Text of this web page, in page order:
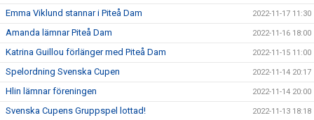
Emma Viklund stannar i Piteå Dam 2022-11-17 11:30
Amanda lämnar Piteå Dam 2022-11-16 18:00
Katrina Guillou förlänger med Piteå Dam 2022-11-15 11:00
Spelordning Svenska Cupen 2022-11-14 20:17
Hlin lämnar föreningen 2022-11-14 20:00
Svenska Cupens Gruppspel lottad! 2022-11-13 18:18